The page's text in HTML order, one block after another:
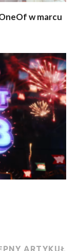
w marcu
ARTYKUŁ